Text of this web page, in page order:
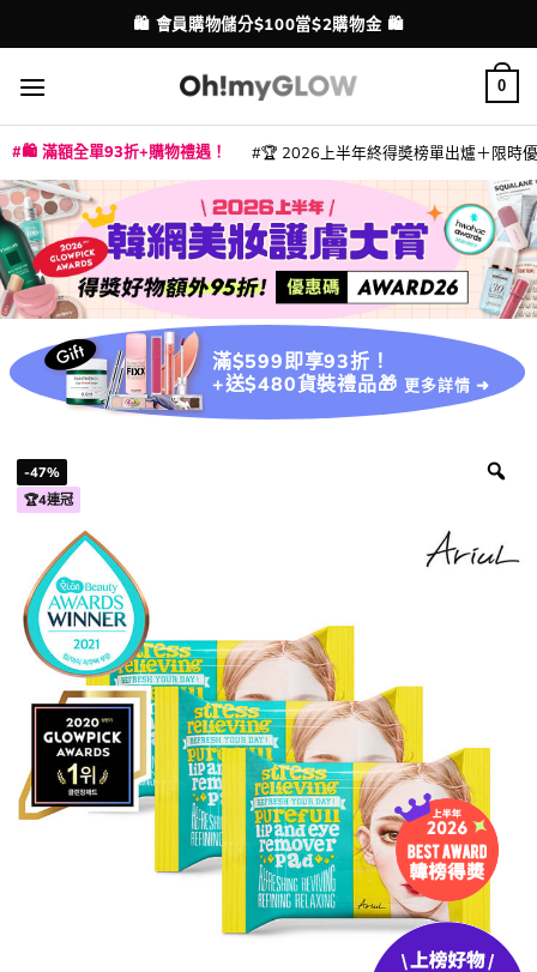
to
content
配送港澳
💳 支援消費券、FPS、八達通、PAYME、信用卡付款
0
🛍️ 滿額全單93折+購物禮遇！ 🏆 2026上半年終得奬榜單出爐＋限時
滿$599即享93折！
+送$480貨裝禮品🎁 更多詳情 ➜
-47%
🏆4連冠